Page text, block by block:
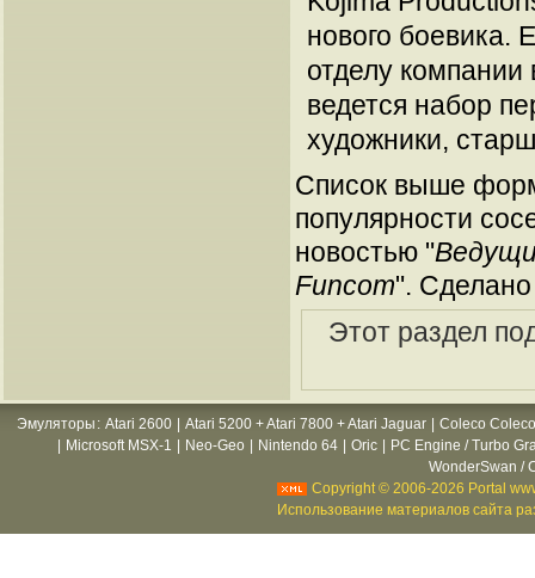
нового боевика.
отделу
ведется набор
художники,
Список выше
популярности
новостью "
Funcom". Сделано
Этот раздел
Эмуляторы : Atari 2600 Atari 5200 + Atari 7800 + Atari Jaguar
Coleco
Microsoft MSX-1 Neo-Geo Nintendo 64 Oric
PC Engine / Turbo
WonderSwan /
Copyright © 2006-2026 Portal
Использование материалов сайта